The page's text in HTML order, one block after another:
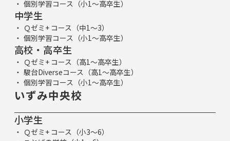
個別学習コース（小1～高卒生）
中学生
Ｑゼミ+ コース（中1～3）
個別学習コース（小1～高卒生）
高校・高卒生
Ｑゼミ+ コース（高1～高卒生）
駿台Diverseコース（高1～高卒生）
個別学習コース（小1～高卒生）
いずみ中央校
小学生
Ｑゼミ+ コース（小3～6）